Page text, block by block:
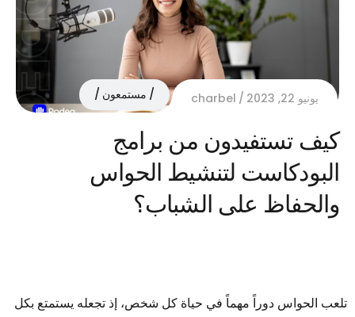
يونيو 22, 2023 charbel مستمعون
كيف تستفيدون من برامج
البودكاست لتنشيط الحواس
والحفاظ على الشباب؟
تلعب الحواس دوراً مهماً في حياة كل شخص، إذ تجعله يستمتع بكل